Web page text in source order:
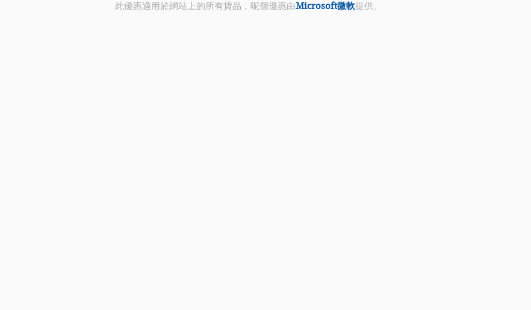
此優惠適用於網站上的所有貨品，呢個優惠由Microsoft微軟提供。